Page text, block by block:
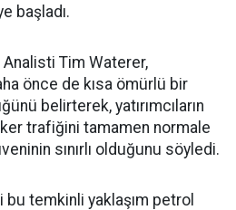
başladı.
Analisti Tim Waterer,
önce de kısa ömürlü bir
belirterek, yatırımcıların
trafiğini tamamen normale
sınırlı olduğunu söyledi.
bu temkinli yaklaşım petrol